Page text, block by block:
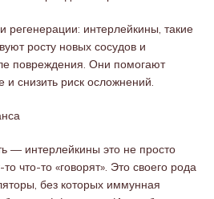
регенерации: интерлейкины, такие
росту новых сосудов и
повреждения. Они помогают
и снизить риск осложнений.
— интерлейкины это не просто
что-то «говорят». Это своего рода
без которых иммунная